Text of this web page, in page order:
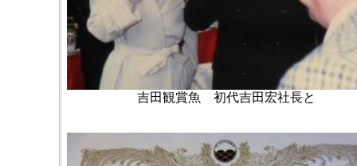
吉田観賞魚 初代吉田宏社長と